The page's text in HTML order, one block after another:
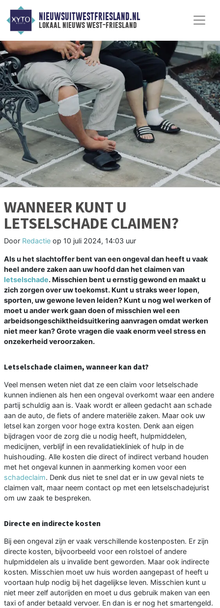
NIEUWSUITWESTFRIESLAND.NL
lokaal nieuws west-friesland
WANNEER KUNT U
LETSELSCHADE CLAIMEN?
Door Redactie op 10 juli 2024, 14:03 uur
Als u het slachtoffer bent van een ongeval dan heeft u vaak
heel andere zaken aan uw hoofd dan het claimen van
letselschade. Misschien bent u ernstig gewond en maakt u
zich zorgen over uw toekomst. Kunt u straks weer lopen,
sporten, uw gewone leven leiden? Kunt u nog wel werken of
moet u ander werk gaan doen of misschien wel een
arbeidsongeschiktheidsuitkering aanvragen omdat werken
niet meer kan? Grote vragen die vaak enorm veel stress en
onzekerheid veroorzaken.
Letselschade claimen, wanneer kan dat?
Veel mensen weten niet dat ze een claim voor letselschade
kunnen indienen als hen een ongeval overkomt waar een andere
partij schuldig aan is. Vaak wordt er alleen gedacht aan schade
aan de auto, de fiets of andere materiële zaken. Maar ook uw
letsel kan zorgen voor hoge extra kosten. Denk aan eigen
bijdragen voor de zorg die u nodig heeft, hulpmiddelen,
medicijnen, verblijf in een revalidatiekliniek of hulp in de
huishouding. Alle kosten die direct of indirect verband houden
met het ongeval kunnen in aanmerking komen voor een
schadeclaim. Denk dus niet te snel dat er in uw geval niets te
claimen valt, maar neem contact op met een letselschadejurist
om uw zaak te bespreken.
Directe en indirecte kosten
Bij een ongeval zijn er vaak verschillende kostenposten. Er zijn
directe kosten, bijvoorbeeld voor een rolstoel of andere
hulpmiddelen als u invalide bent geworden. Maar ook indirecte
kosten. Misschien moet uw huis worden aangepast of heeft u
voortaan hulp nodig bij het dagelijkse leven. Misschien kunt u
niet meer zelf autorijden en moet u dus gebruik maken van een
taxi of ander betaald vervoer. En dan is er nog het smartengeld.